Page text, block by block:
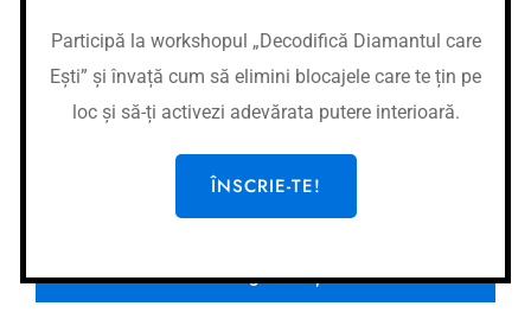
ta personală și profesională. Nu mai sta pe gânduri și
fă primul pas spre dezvoltarea personală!
Adaugă în coș
Participă la workshopul „Decodifică Diamantul care
Ești” și învață cum să elimini blocajele care te țin pe
loc și să-ți activezi adevărata putere interioară.
ÎNSCRIE-TE!